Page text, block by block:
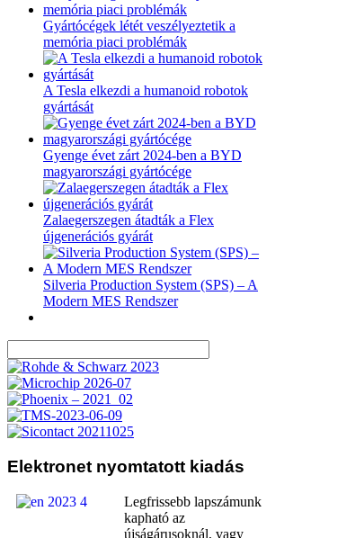
Gyártócégek létét veszélyeztetik a
memória piaci problémák
A Tesla elkezdi a humanoid robotok
gyártását
Gyenge évet zárt 2024-ben a BYD
magyarországi gyártócége
Zalaegerszegen átadták a Flex
újgenerációs gyárát
Silveria Production System (SPS) – A
Modern MES Rendszer
Elektronet nyomtatott kiadás
Legfrissebb lapszámunk
kapható az
újságárusoknál, vagy